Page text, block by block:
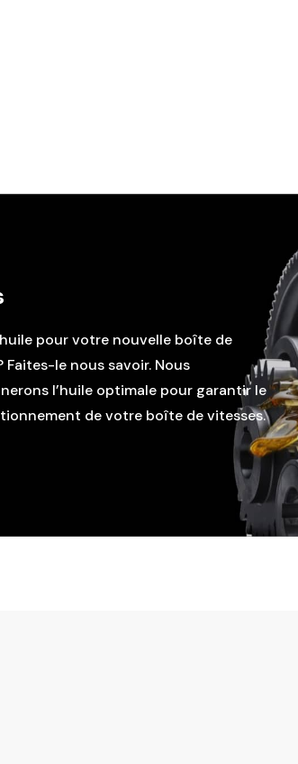
pour votre nouvelle boîte de
Faites-le nous savoir. Nous
l’huile optimale pour garantir le
de votre boîte de vitesses.